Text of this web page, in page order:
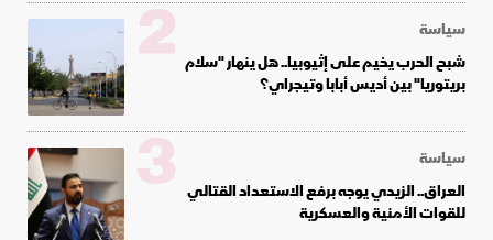
سياسة
شبح الحرب يخيم على إثيوبيا.. هل ينهار "سلام
بريتوريا" بين أديس أبابا وتيجراي؟
2
سياسة
العراق.. الزيدي يوجه برفع الاستعداد القتالي
للقوات الأمنية والعسكرية
3